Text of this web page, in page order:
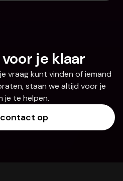
je klaar
vraag kunt vinden of iemand
staan we altijd voor je
je te helpen.
op